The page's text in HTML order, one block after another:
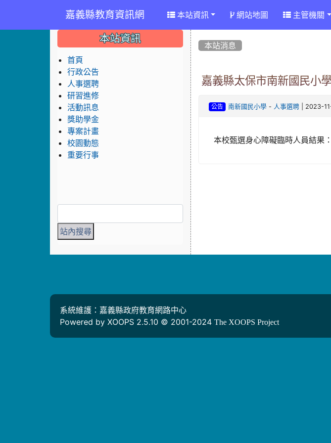
嘉義縣教育資訊網 本站資訊 網站地圖 主管機關
本站消息
嘉義縣太保市南新國民小
公告 南新國民小學 - 人事選聘 | 2023-
本校甄選身心障礙臨時人員結果
::: 本站資訊
首頁
行政公告
人事選聘
研習進修
活動訊息
獎助學金
專案計畫
校園動態
重要行事
系統維護：嘉義縣政府教育網路中心
Powered by XOOPS 2.5.10 © 2001-2024 The XOOPS Project